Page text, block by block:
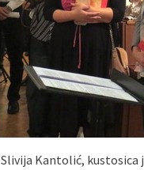
Slivija Kantolić, kustosica